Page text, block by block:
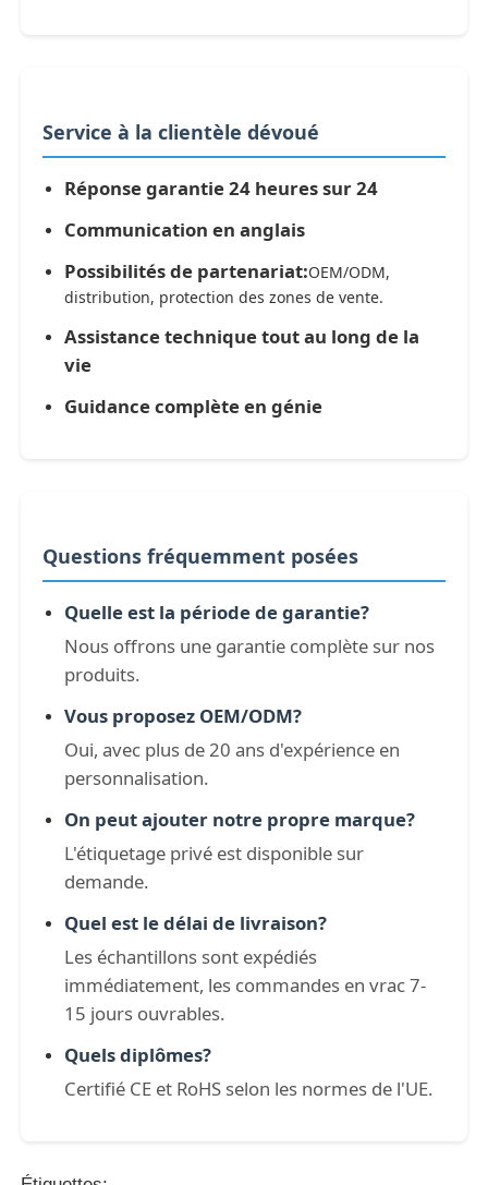
Service à la clientèle dévoué
Réponse garantie 24 heures sur 24
Communication en anglais
Possibilités de partenariat:OEM/ODM,
distribution, protection des zones de vente.
Assistance technique tout au long de la
vie
Guidance complète en génie
Questions fréquemment posées
Quelle est la période de garantie?
Nous offrons une garantie complète sur nos
produits.
Vous proposez OEM/ODM?
Oui, avec plus de 20 ans d'expérience en
personnalisation.
On peut ajouter notre propre marque?
L'étiquetage privé est disponible sur
demande.
Quel est le délai de livraison?
Les échantillons sont expédiés
immédiatement, les commandes en vrac 7-
15 jours ouvrables.
Quels diplômes?
Certifié CE et RoHS selon les normes de l'UE.